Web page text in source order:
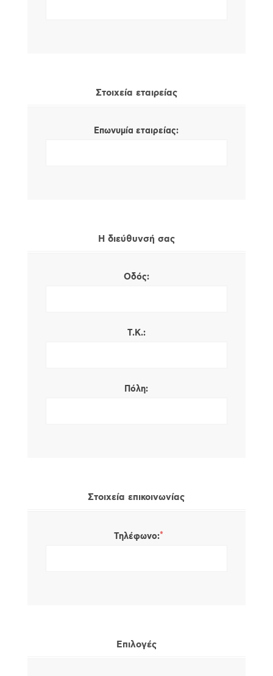
Στοιχεία εταιρείας
Επωνυμία εταιρείας:
Η διεύθυνσή σας
Οδός:
Τ.Κ.:
Πόλη:
Στοιχεία επικοινωνίας
Τηλέφωνο:*
Επιλογές